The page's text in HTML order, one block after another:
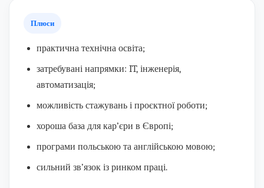
Плюси
практична технічна освіта;
затребувані напрямки: IT, інженерія,
автоматизація;
можливість стажувань і проєктної роботи;
хороша база для кар’єри в Європі;
програми польською та англійською мовою;
сильний зв’язок із ринком праці.